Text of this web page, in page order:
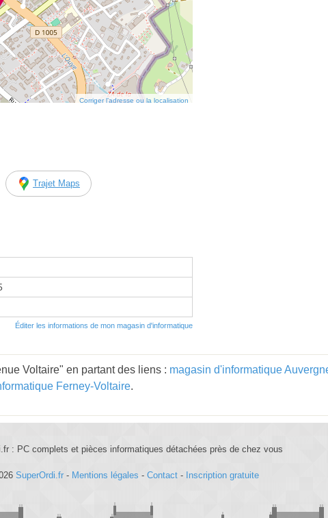
Corriger l’adresse ou la localisation
Trajet Maps
Éditer les informations de mon magasin d'informatique
Voltaire" en partant des liens : magasin d'informatique
Ferney-Voltaire.
: PC complets et pièces informatiques détachées près de chez vous
SuperOrdi.fr - Mentions légales - Contact - Inscription gratuite